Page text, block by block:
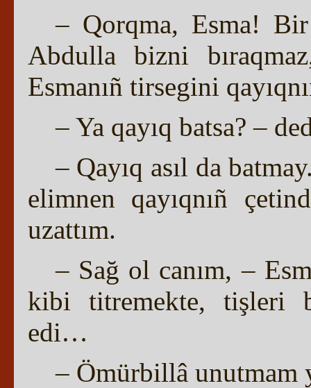
– Qorqma, Esma!
Abdulla bizni
Esmanıñ tirsegini
– Ya qayıq batsa? –
– Qayıq asıl da
elimnen qayıqnıñ
uzattım.
– Sağ ol canım, –
kibi titremekte, tişleri
edi…
– Ömürbillâ unutmam